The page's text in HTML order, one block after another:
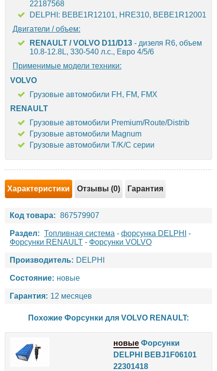
22187568
DELPHI: BEBE1R12101, HRE310, BEBE1R12001
Двигатели / объем:
RENAULT / VOLVO D11/D13 - дизеля R6, объем
10.8-12.8L, 330-540 л.с., Евро 4/5/6
Применимые модели техники:
VOLVO
Грузовые автомобили FH, FM, FMX
RENAULT
Грузовые автомобили Premium/Route/Distrib
Грузовые автомобили Magnum
Грузовые автомобили T/K/C серии
Характеристики Отзывы (0) Гарантия
Код товара: 867579907
Раздел: Топливная система - форсунка DELPHI
-
Форсунки RENAULT - Форсунки VOLVO
Производитель: DELPHI
Состояние: новые
Гарантия: 12 месяцев
Похожие Форсунки для VOLVO RENAULT:
новые Форсунки
DELPHI BEBJ1F06101
22301418